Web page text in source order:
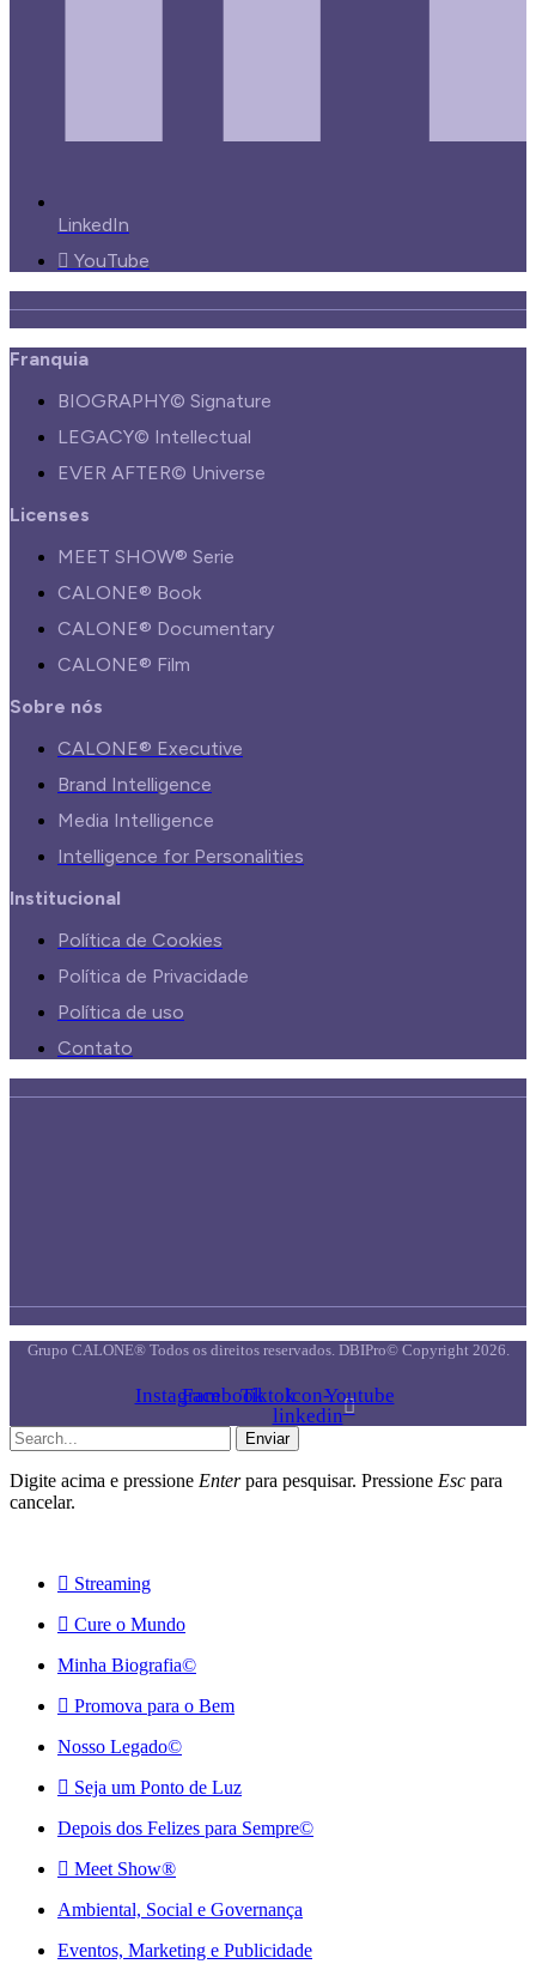
LinkedIn
YouTube
Franquia
BIOGRAPHY© Signature
LEGACY© Intellectual
EVER AFTER© Universe
Licenses
MEET SHOW® Serie
CALONE® Book
CALONE® Documentary
CALONE® Film
Sobre nós
CALONE® Executive
Brand Intelligence
Media Intelligence
Intelligence for Personalities
Institucional
Política de Cookies
Política de Privacidade
Política de uso
Contato
Grupo CALONE® Todos os direitos reservados. DBIPro© Copyright 2026.
InstagramFacebookTiktokIcon-
linkedin
Youtube
Enviar
Digite acima e pressione Enterpara pesquisar. Pressione Esc para
cancelar.
Streaming
Cure o Mundo
Minha Biografia©
Promova para o Bem
Nosso Legado©
Seja um Ponto de Luz
Depois dos Felizes para Sempre©️
Meet Show®
Ambiental, Social e Governança
Eventos, Marketing e Publicidade